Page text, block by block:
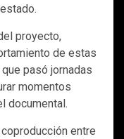
proyecto,
de estas
pasó jornadas
momentos
documental.
entre